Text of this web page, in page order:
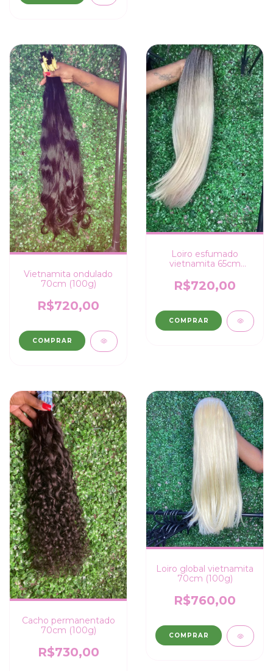
Vietnamita ondulado
70cm (100g)
R$720,00
COMPRAR
Loiro esfumado
vietnamita 65cm
R$720,00
COMPRAR
Cacho permanentado
70cm (100g)
R$730,00
Loiro global vietnamita
70cm (100g)
R$760,00
COMPRAR